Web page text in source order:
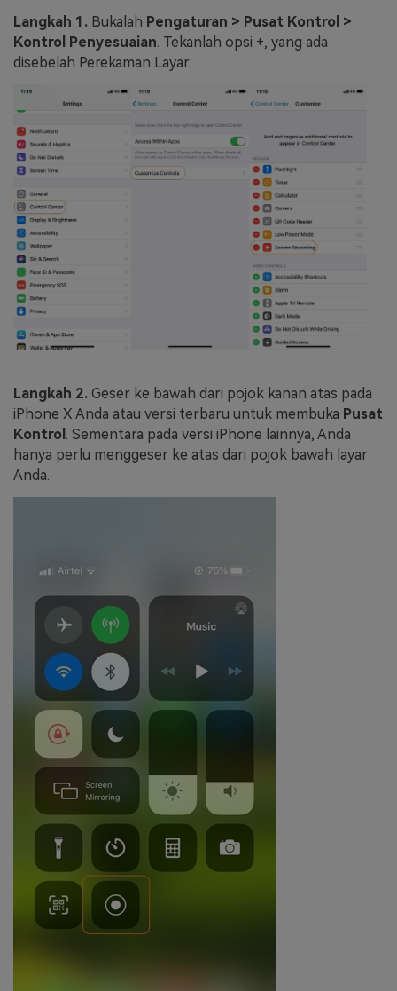
Langkah 1. Bukalah Pengaturan > Pusat Kontrol >
Kontrol Penyesuaian. Tekanlah opsi +, yang ada
disebelah Perekaman Layar.
Langkah 2. Geser ke bawah dari pojok kanan atas pada
iPhone X Anda atau versi terbaru untuk membuka Pusat
Kontrol . Sementara pada versi iPhone lainnya, Anda
hanya perlu menggeser ke atas dari pojok bawah layar
Anda.